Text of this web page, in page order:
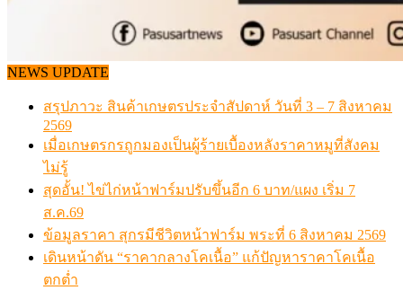
NEWS UPDATE
สรุปภาวะ สินค้าเกษตรประจำสัปดาห์ วันที่ 3 – 7 สิงหาคม
2569
เมื่อเกษตรกรถูกมองเป็นผู้ร้ายเบื้องหลังราคาหมูที่สังคม
ไม่รู้
สุดอั้น! ไข่ไก่หน้าฟาร์มปรับขึ้นอีก 6 บาท/แผง เริ่ม 7
ส.ค.69
ข้อมูลราคา สุกรมีชีวิตหน้าฟาร์ม พระที่ 6 สิงหาคม 2569
เดินหน้าดัน “ราคากลางโคเนื้อ” แก้ปัญหาราคาโคเนื้อ
ตกต่ำ